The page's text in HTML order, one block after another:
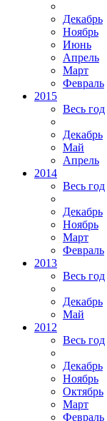
Декабрь
Ноябрь
Июнь
Апрель
Март
Февраль
2015
Весь год
Декабрь
Май
Апрель
2014
Весь год
Декабрь
Ноябрь
Март
Февраль
2013
Весь год
Декабрь
Май
2012
Весь год
Декабрь
Ноябрь
Октябрь
Март
Февраль